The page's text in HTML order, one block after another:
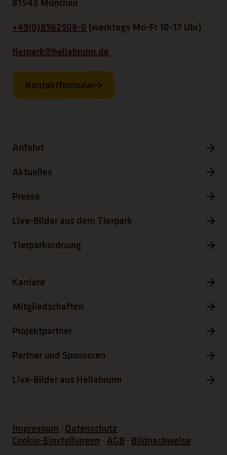
81543 München
+49(0)8962508-0 (werktags Mo-Fr 10-17 Uhr)
tierpark@hellabrunn.de
Kontaktformular
Anfahrt
Aktuelles
Presse
Live-Bilder aus dem Tierpark
Tierparkordnung
Karriere
Mitgliedschaften
Projektpartner
Partner und Sponsoren
Live-Bilder aus Hellabrunn
Impressum
Datenschutz
Cookie-Einstellungen
AGB Bildnachweise